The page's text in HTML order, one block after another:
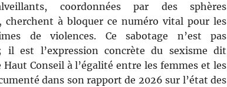
coordonnées par des sphères
cherchent à bloquer ce numéro vital pour les
de violences. Ce sabotage n’est pas
il est l’expression concrète du sexisme dit
Conseil à l’égalité entre les femmes et les
dans son rapport de 2026 sur l’état des